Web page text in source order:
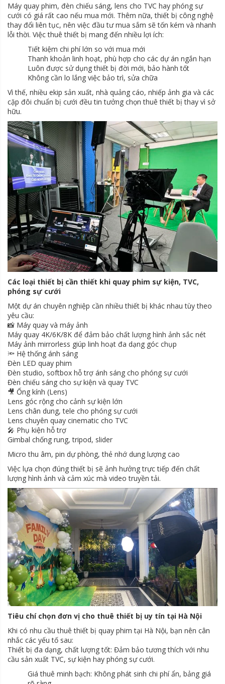
Máy quay phim, đèn chiếu sáng, lens cho TVC hay phóng sự
cưới có giá rất cao nếu mua mới. Thêm nữa, thiết bị công nghệ
thay đổi liên tục, nên việc đầu tư mua sắm sẽ tốn kém và nhanh
lỗi thời. Việc thuê thiết bị mang đến nhiều lợi ích:
Tiết kiệm chi phí lớn so với mua mới
Thanh khoản linh hoạt, phù hợp cho các dự án ngắn hạn
Luôn được sử dụng thiết bị đời mới, bảo hành tốt
Không cần lo lắng việc bảo trì, sửa chữa
Vì thế, nhiều ekip sản xuất, nhà quảng cáo, nhiếp ảnh gia và các
cặp đôi chuẩn bị cưới đều tin tưởng chọn thuê thiết bị thay vì sở
hữu.
Các loại thiết bị cần thiết khi quay phim sự kiện, TVC,
phóng sự cưới
Một dự án chuyên nghiệp cần nhiều thiết bị khác nhau tùy theo
yêu cầu:
📸 Máy quay và máy ảnh
Máy quay 4K/6K/8K để đảm bảo chất lượng hình ảnh sắc nét
Máy ảnh mirrorless giúp linh hoạt đa dạng góc chụp
🔦 Hệ thống ánh sáng
Đèn LED quay phim
Đèn studio, softbox hỗ trợ ánh sáng cho phóng sự cưới
Đèn chiếu sáng cho sự kiện và quay TVC
🎥 Ống kính (Lens)
Lens góc rộng cho cảnh sự kiện lớn
Lens chân dung, tele cho phóng sự cưới
Lens chuyên quay cinematic cho TVC
🎤 Phụ kiện hỗ trợ
Gimbal chống rung, tripod, slider
Micro thu âm, pin dự phòng, thẻ nhớ dung lượng cao
Việc lựa chọn đúng thiết bị sẽ ảnh hưởng trực tiếp đến chất
lượng hình ảnh và cảm xúc mà video truyền tải.
Tiêu chí chọn đơn vị cho thuê thiết bị uy tín tại Hà Nội
Khi có nhu cầu thuê thiết bị quay phim tại Hà Nội, bạn nên cân
nhắc các yếu tố sau:
Thiết bị đa dạng, chất lượng tốt: Đảm bảo tương thích với nhu
cầu sản xuất TVC, sự kiện hay phóng sự cưới.
Giá thuê minh bạch: Không phát sinh chi phí ẩn, bảng giá